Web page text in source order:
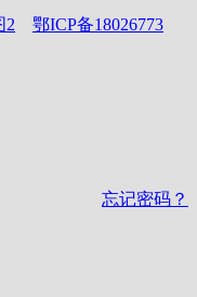
2
鄂ICP备18026773
忘记密码？